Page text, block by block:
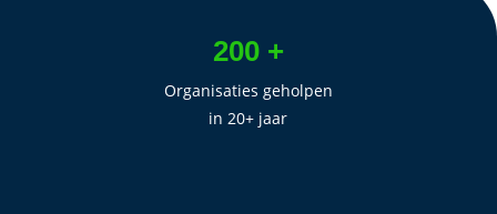
200 +
Organisaties geholpen
in 20+ jaar